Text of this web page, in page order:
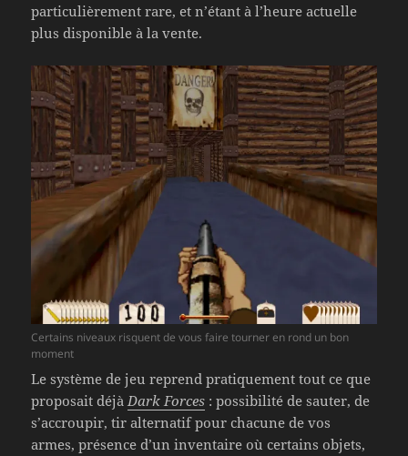
particulièrement rare, et n’étant à l’heure actuelle
plus disponible à la vente.
Certains niveaux risquent de vous faire tourner en rond un bon
moment
Le système de jeu reprend pratiquement tout ce que
proposait déjàDark Forces : possibilité de sauter, de
s’accroupir, tir alternatif pour chacune de vos
armes, présence d’un inventaire où certains objets,